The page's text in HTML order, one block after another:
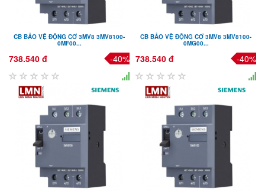
CB BẢO VỆ ĐỘNG CƠ 3MV8 3MV8100-
0MF00...
738.540 đ -40%
CB BẢO VỆ ĐỘNG CƠ 3MV8 3MV8100-
0MG00...
738.540 đ -40%